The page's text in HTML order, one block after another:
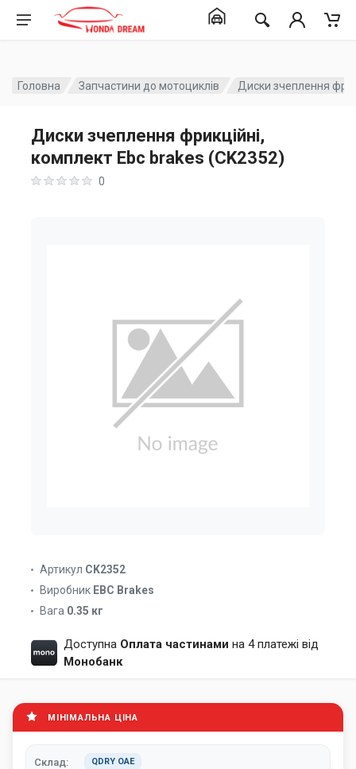
Головна Запчастини до мотоциклів Диски зчеплення
Диски зчеплення фрикційні,
комплект Ebc brakes (CK2352)
0
Артикул CK2352
Виробник EBC Brakes
Вага 0.35 кг
Доступна Оплата частинами на 4 платежі від
Монобанк
МІНІМАЛЬНА ЦІНА
Склад: QDRY ОАЕ